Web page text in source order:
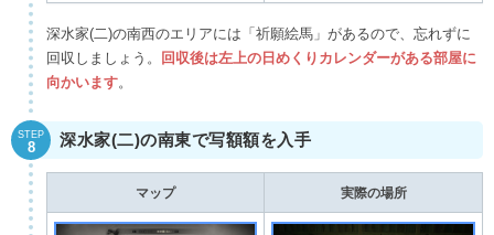
深水家(二)の南西のエリアには「祈願絵馬」があるので、忘れずに
回収しましょう。
回収後は左上の日めくりカレンダーがある部屋に
向かいます。
STEP
8 深水家(二)の南東で写額額を入手
マップ 実際の場所